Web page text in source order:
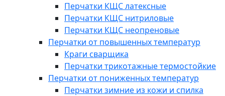
Перчатки КЩС латексные
Перчатки КЩС нитриловые
Перчатки КЩС неопреновые
Перчатки от повышенных температур
Краги сварщика
Перчатки трикотажные термостойкие
Перчатки от пониженных температур
Перчатки зимние из кожи и спилка